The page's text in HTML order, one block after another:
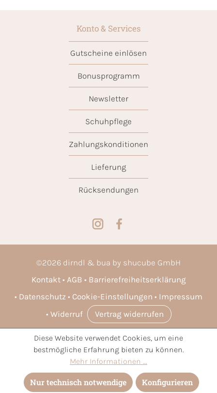
Konto & Services
Gutscheine einlösen
Bonusprogramm
Newsletter
Schuhpflege
Zahlungskonditionen
Lieferung
Rücksendungen
©2026 dirndl & bua by shucube GmbH
Kontakt
AGB
Barrierefreiheitserklärung
Datenschutz
Cookie-Einstellungen
Impressum
Widerruf
Vertrag widerrufen
* Alle Preise inkl. gesetzl. Mehrwertsteuer zzgl.Versandkosten
und ggf. Nachnahmegebühren, wenn nicht anders angegeben.
Diese Website verwendet Cookies, um eine
bestmögliche Erfahrung bieten zu können.
Mehr Informationen ...
Nur technisch notwendige Konfigurieren